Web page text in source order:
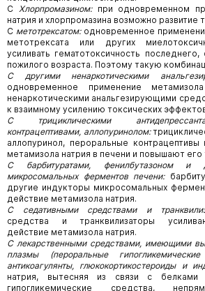
С Хлорпромазином:при одновременном
натрия и хлорпромазина возможно развитие
С метотрексатом:одновременное
метотрексата или других
усиливать гематотоксичность
пожилого возраста. Поэтому такую
С другими ненаркотическими
одновременное применение
ненаркотическими анальгезирующими
к взаимному усилению токсических
С трициклическими
контрацептивами, аллопуринолом:
аллопуринол, пероральные
метамизола натрия в печени и повышают его
С барбитуратами, фенилбутазоном и
микросомальных ферментов печени:
другие индукторы микросомальных
действие метамизола натрия.
С седативными средствами и
средства и транквилизаторы
действие метамизола натрия.
С лекарственными средствами, имеющими
плазмы (пероральные
антикоагулянты, глюкокортикостероиды и
натрия, вытесняя из связи с белками
гипогликемические средства,